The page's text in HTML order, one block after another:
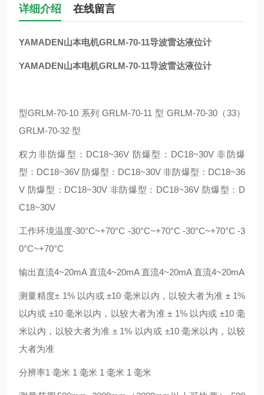
详细介绍 在线留言
YAMADEN山本电机GRLM-70-11导波雷达液位计
YAMADEN山本电机GRLM-70-11导波雷达液位计
型GRLM-70-10 系列 GRLM-70-11 型 GRLM-70-30（33）
GRLM-70-32 型
权力非防爆型：DC18~36V 防爆型：DC18~30V 非防爆
型：DC18~36V 防爆型：DC18~30V 非防爆型：DC18~36
V 防爆型：DC18~30V 非防爆型：DC18~36V 防爆型：D
C18~30V
工作环境温度-30°C~+70°C -30°C~+70°C -30°C~+70°C -3
0°C~+70°C
输出直流4~20mA 直流4~20mA 直流4~20mA 直流4~20mA
测量精度± 1% 以内或 ±10 毫米以内，以较大者为准 ± 1%
以内或 ±10 毫米以内，以较大者为准 ± 1% 以内或 ±10 毫
米以内，以较大者为准 ± 1% 以内或 ±10 毫米以内，以较
大者为准
分辨率1 毫米 1 毫米 1 毫米 1 毫米